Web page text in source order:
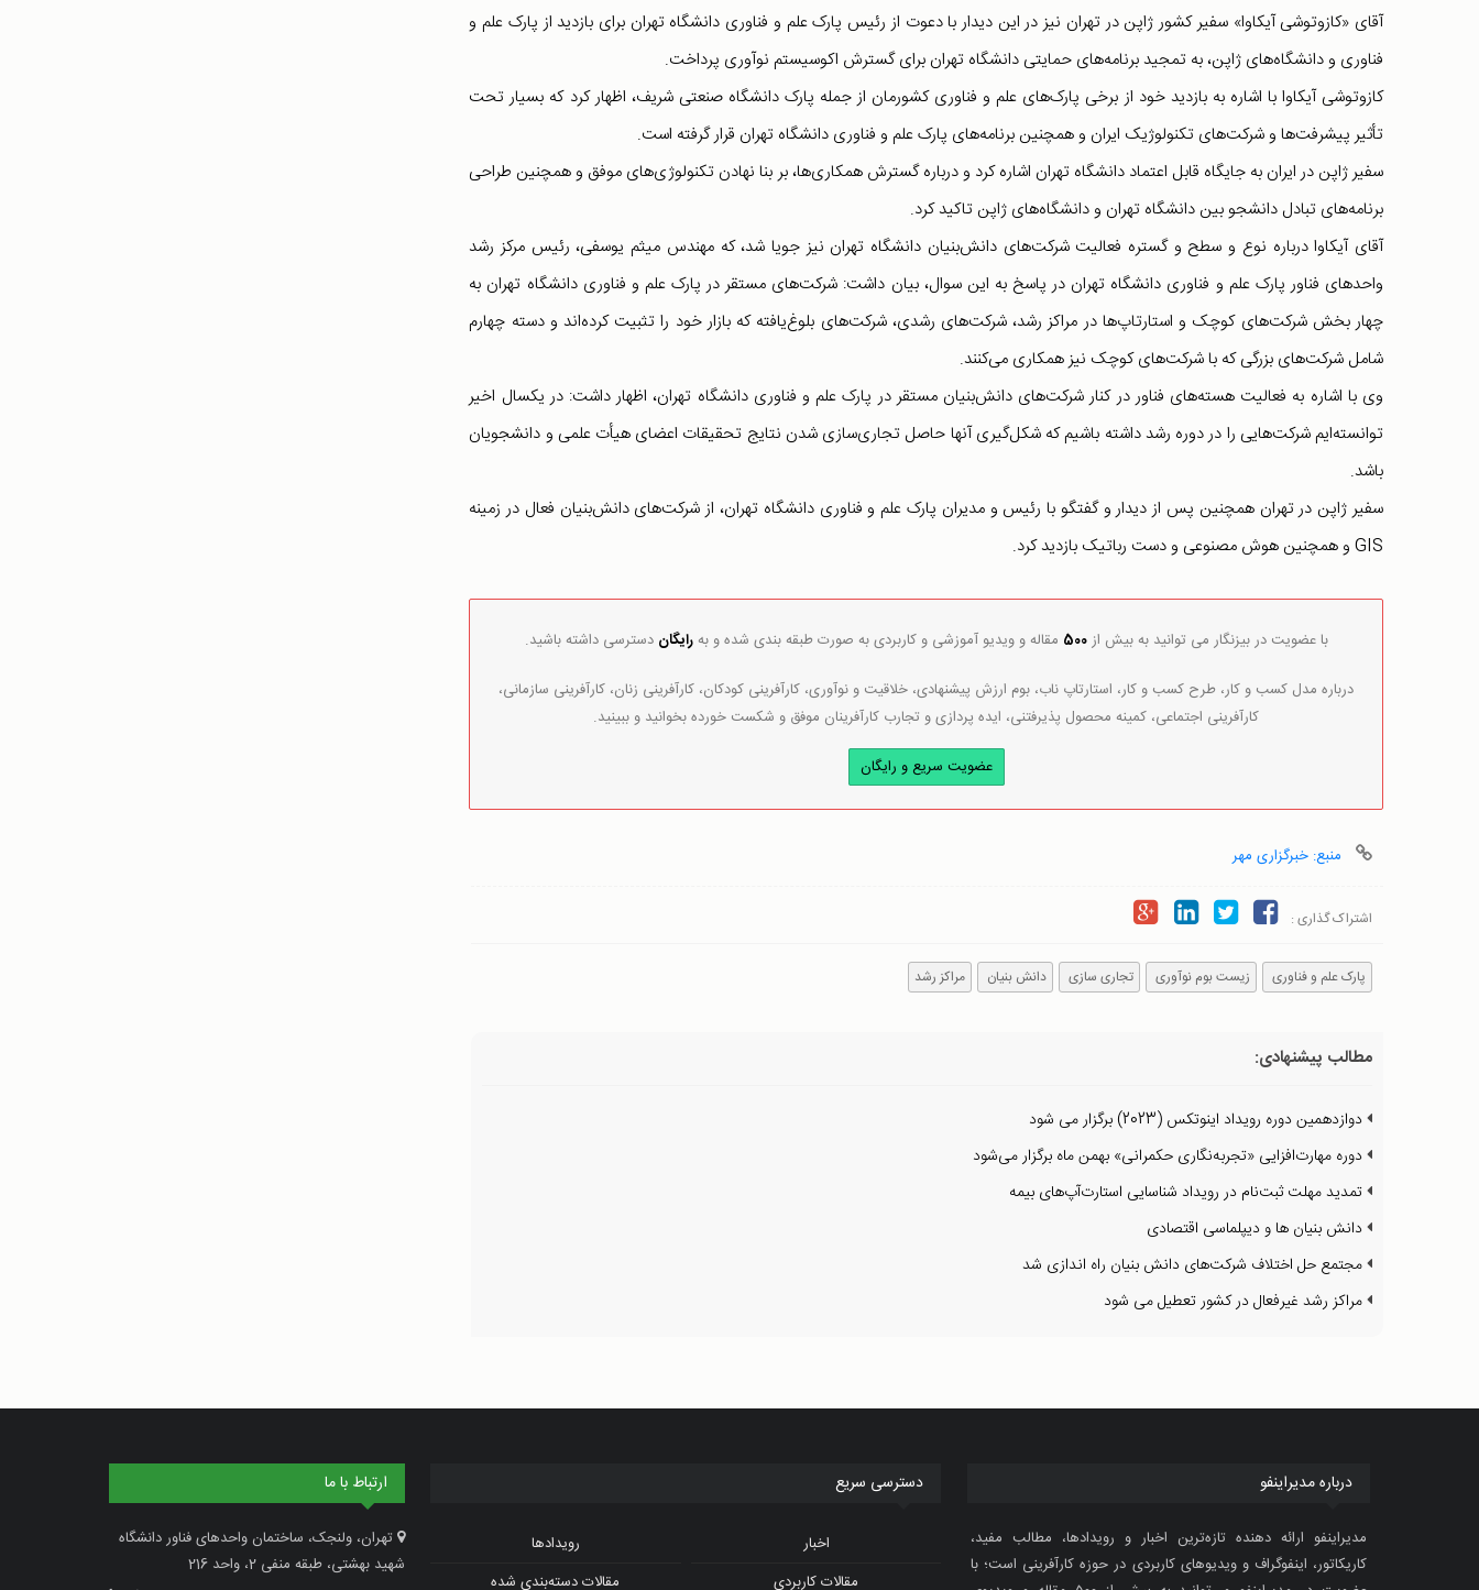
آقای «کازوتوشی آیکاوا» سفیر کشور ژاپن در تهران نیز در این دیدار با دعوت از رئیس پارک علم و فناوری دانشگاه تهران برای بازدید از پارک علم و
فناوری و دانشگاه‌های ژاپن، به تمجید برنامه‌های حمایتی دانشگاه تهران برای گسترش اکوسیستم نوآوری پرداخت.
کازوتوشی آیکاوا با اشاره به بازدید خود از برخی پارک‌های علم و فناوری کشورمان از جمله پارک دانشگاه صنعتی شریف، اظهار کرد که بسیار تحت
تأثیر پیشرفت‌ها و شرکت‌های تکنولوژیک ایران و همچنین برنامه‌های پارک علم و فناوری دانشگاه تهران قرار گرفته است.
سفیر ژاپن در ایران به جایگاه قابل اعتماد دانشگاه تهران اشاره کرد و درباره گسترش همکاری‌ها، بر بنا نهادن تکنولوژی‌های موفق و همچنین طراحی
برنامه‌های تبادل دانشجو بین دانشگاه تهران و دانشگاه‌های ژاپن تاکید کرد.
آقای آیکاوا درباره نوع و سطح و گستره فعالیت شرکت‌های دانش‌بنیان دانشگاه تهران نیز جویا شد، که مهندس میثم یوسفی، رئیس مرکز رشد
واحدهای فناور پارک علم و فناوری دانشگاه تهران در پاسخ به این سوال، بیان داشت: شرکت‌های مستقر در پارک علم و فناوری دانشگاه تهران به
چهار بخش شرکت‌های کوچک و استارتاپ‌ها در مراکز رشد، شرکت‌های رشدی، شرکت‌های بلوغ‌یافته که بازار خود را تثبیت کرده‌اند و دسته چهارم
شامل شرکت‌های بزرگی که با شرکت‌های کوچک نیز همکاری می‌کنند.
وی با اشاره به فعالیت هسته‌های فناور در کنار شرکت‌های دانش‌بنیان مستقر در پارک علم و فناوری دانشگاه تهران، اظهار داشت: در یکسال اخیر
توانسته‌ایم شرکت‌هایی را در دوره رشد داشته باشیم که شکل‌گیری آنها حاصل تجاری‌سازی شدن نتایج تحقیقات اعضای هیأت علمی و دانشجویان
باشد.
سفیر ژاپن در تهران همچنین پس از دیدار و گفتگو با رئیس و مدیران پارک علم و فناوری دانشگاه تهران، از شرکت‌های دانش‌بنیان فعال در زمینه
GIS و همچنین هوش مصنوعی و دست رباتیک بازدید کرد.
با عضویت در بیزنگار می توانید به بیش از500 مقاله و ویدیو آموزشی و کاربردی به صورت طبقه بندی شده و بهرایگان دسترسی داشته باشید.
درباره مدل کسب و کار، طرح کسب و کار، استارتاپ ناب، بوم ارزش پیشنهادی، خلاقیت و نوآوری، کارآفرینی کودکان، کارآفرینی زنان، کارآفرینی سازمانی،
کارآفرینی اجتماعی، کمینه محصول پذیرفتنی، ایده پردازی و تجارب کارآفرینان موفق و شکست خورده بخوانید و ببینید.
عضویت سریع و رایگان
منبع: خبرگزاری مهر
اشتراک گذاری :
پارک علم و فناوری زیست بوم نوآوری تجاری سازی دانش بنیان مراکز رشد
مطالب پیشنهادی:
دوازدهمین دوره رویداد اینوتکس (2023) برگزار می شود
دوره مهارت‌افزایی «تجربه‌نگاری حکمرانی» بهمن ماه برگزار می‌شود
تمدید مهلت ثبت‌نام در رویداد شناسایی استارت‌آپ‌های بیمه‌
دانش بنیان ها و دیپلماسی اقتصادی
مجتمع حل اختلاف شرکت‌های دانش بنیان راه اندازی شد
مراکز رشد غیرفعال در کشور تعطیل می شود
درباره مدیراینفو
مدیراینفو ارائه دهنده تازه‌ترین اخبار و رویدادها، مطالب مفید،
کاریکاتور، اینفوگراف و ویدیوهای کاربردی در حوزه کارآفرینی است؛ با
دسترسی سریع
اخبار
رویدادها
مقالات کاربردی
مقالات دسته‌بندی شده
ارتباط با ما
تهران، ولنجک، ساختمان واحدهای فناور دانشگاه
شهید بهشتی، طبقه منفی 2، واحد 216